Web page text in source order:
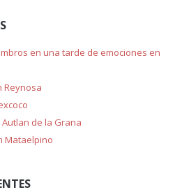
en una tarde de emociones en
Reynosa
de la Grana
Mataelpino